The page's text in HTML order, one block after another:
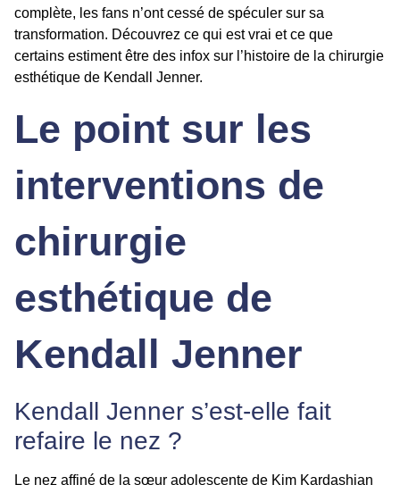
complète, les fans n’ont cessé de spéculer sur sa
transformation. Découvrez ce qui est vrai et ce que
certains estiment être des infox sur l’histoire de la chirurgie
esthétique de Kendall Jenner.
Le point sur les
interventions de
chirurgie
esthétique de
Kendall Jenner
Kendall Jenner s’est-elle fait
refaire le nez ?
Le nez affiné de la sœur adolescente de Kim Kardashian